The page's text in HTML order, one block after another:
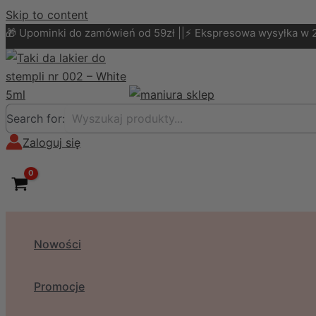
Skip to content
🎁 Upominki do zamówień od 59zł ||⚡ Ekspresowa wysyłka w
Search for:
Zaloguj się
Nowości
Promocje